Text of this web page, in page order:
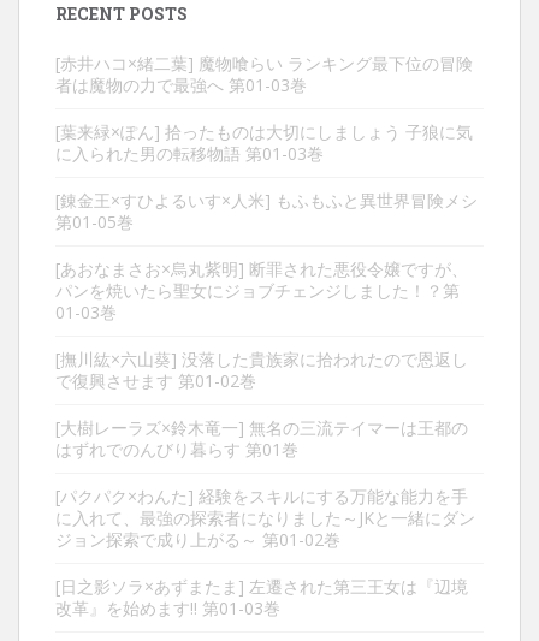
RECENT POSTS
[赤井ハコ×緒二葉] 魔物喰らい ランキング最下位の冒険
者は魔物の力で最強へ 第01-03巻
[葉来緑×ぽん] 拾ったものは大切にしましょう 子狼に気
に入られた男の転移物語 第01-03巻
[錬金王×すひよるいす×人米] もふもふと異世界冒険メシ
第01-05巻
[あおなまさお×烏丸紫明] 断罪された悪役令嬢ですが、
パンを焼いたら聖女にジョブチェンジしました！？第
01-03巻
[撫川紘×六山葵] 没落した貴族家に拾われたので恩返し
で復興させます 第01-02巻
[大樹レーラズ×鈴木竜一] 無名の三流テイマーは王都の
はずれでのんびり暮らす 第01巻
[パクパク×わんた] 経験をスキルにする万能な能力を手
に入れて、最強の探索者になりました～JKと一緒にダン
ジョン探索で成り上がる～ 第01-02巻
[日之影ソラ×あずまたま] 左遷された第三王女は『辺境
改革』を始めます!! 第01-03巻